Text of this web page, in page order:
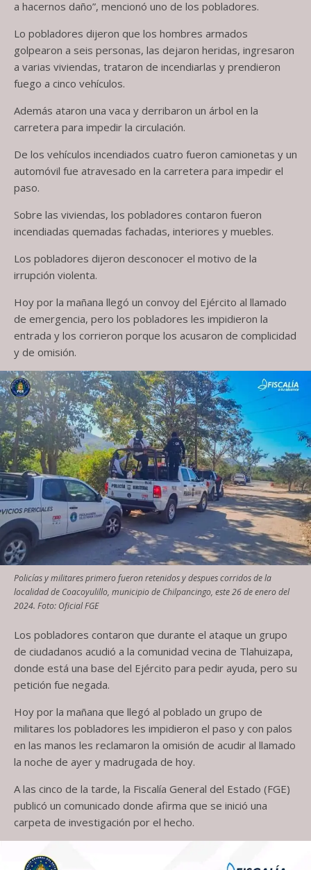
a hacernos daño”, mencionó uno de los pobladores.
Lo pobladores dijeron que los hombres armados
golpearon a seis personas, las dejaron heridas, ingresaron
a varias viviendas, trataron de incendiarlas y prendieron
fuego a cinco vehículos.
Además ataron una vaca y derribaron un árbol en la
carretera para impedir la circulación.
De los vehículos incendiados cuatro fueron camionetas y un
automóvil fue atravesado en la carretera para impedir el
paso.
Sobre las viviendas, los pobladores contaron fueron
incendiadas quemadas fachadas, interiores y muebles.
Los pobladores dijeron desconocer el motivo de la
irrupción violenta.
Hoy por la mañana llegó un convoy del Ejército al llamado
de emergencia, pero los pobladores les impidieron la
entrada y los corrieron porque los acusaron de complicidad
y de omisión.
Policías y militares primero fueron retenidos y despues corridos de la
localidad de Coacoyulillo, municipio de Chilpancingo, este 26 de enero del
2024. Foto: Oficial FGE
Los pobladores contaron que durante el ataque un grupo
de ciudadanos acudió a la comunidad vecina de Tlahuizapa,
donde está una base del Ejército para pedir ayuda, pero su
petición fue negada.
Hoy por la mañana que llegó al poblado un grupo de
militares los pobladores les impidieron el paso y con palos
en las manos les reclamaron la omisión de acudir al llamado
la noche de ayer y madrugada de hoy.
A las cinco de la tarde, la Fiscalía General del Estado (FGE)
publicó un comunicado donde afirma que se inició una
carpeta de investigación por el hecho.